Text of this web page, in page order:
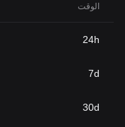
الوقت
24h
7d
30d